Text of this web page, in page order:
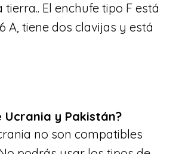
El enchufe tipo F está
A, tiene dos clavijas y está
Ucrania y Pakistán?
no son compatibles